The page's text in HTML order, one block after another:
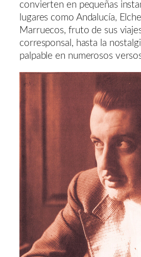
convierten en pequeñas
lugares como Andalucía,
Marruecos, fruto de sus
corresponsal, hasta la
palpable en numerosos